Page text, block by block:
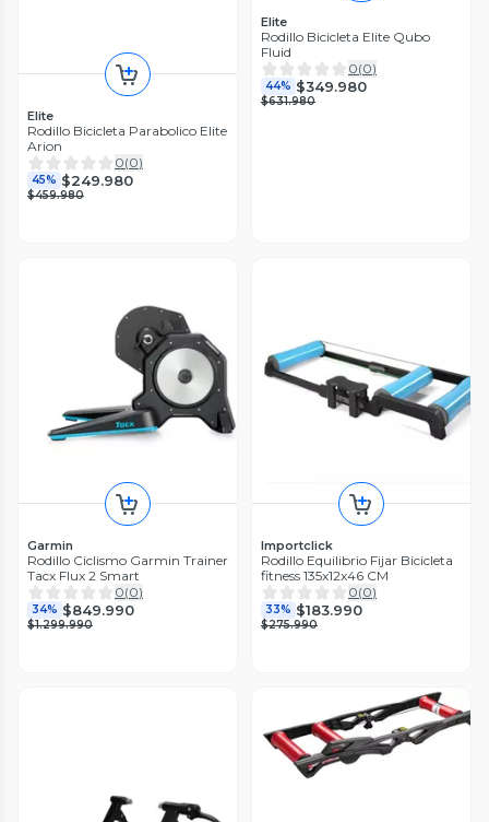
Elite
Rodillo Bicicleta Parabolico Elite
Arion
0(0)
45% $249.980
$459.980
Elite
Rodillo Bicicleta Elite Qubo
Fluid
0(0)
44% $349.980
$631.980
Garmin
Rodillo Ciclismo Garmin Trainer
Tacx Flux 2 Smart
0(0)
34% $849.990
$1.299.990
Importclick
Rodillo Equilibrio Fijar Bicicleta
fitness 135x12x46 CM
0(0)
33% $183.990
$275.990